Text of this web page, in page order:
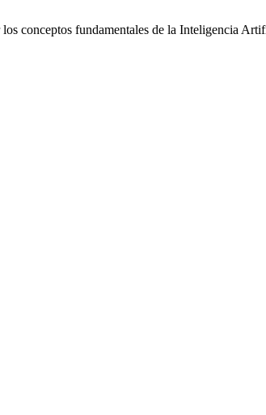
conceptos fundamentales de la Inteligencia